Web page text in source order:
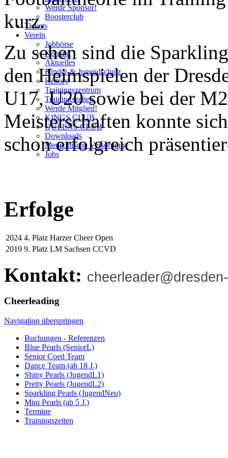
Werde Sponsor!
Boosterclub
Tickets
Verein
Jobbörse
Kontakt
Aktuelles
Kinder-& Jugendschutz
History
Trainingszentrum
Trainingszeiten
Werde Mitglied!
KINGS CLUB
QUEENS CLUB
Downloads
Medizinische Versorgung
Jobs
kurz.
Zu sehen sind die
den Heimspielen der
U17, U20 sowie bei der
Meisterschaften konnte
schon erfolgreich
Erfolge
2024 4. Platz Harzer Cheer Open
2019 9. Platz LM Sachsen CCVD
Kontakt:
Cheerleading
Navigation überspringen
Buchungen - Referenzen
Blue Pearls (SeniorL)
Senior Coed Team
Dance Team (ab 18 J.)
Shiny Pearls (JugendL1)
Pretty Pearls (JugendL2)
Sparkling Pearls (JugendNeu)
Mini Pearls (ab 5 J.)
Termine
Trainingszeiten